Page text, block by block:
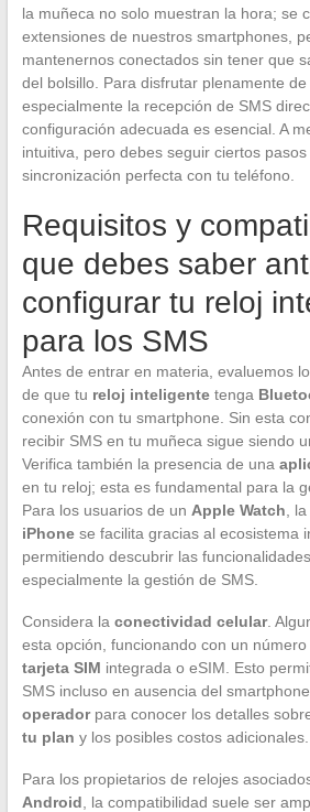
la muñeca no solo muestran la hora; se
extensiones de nuestros smartphones,
mantenernos conectados sin tener que
del bolsillo. Para disfrutar plenamente de
especialmente la recepción de SMS
configuración adecuada es esencial. A
intuitiva, pero debes seguir ciertos
sincronización perfecta con tu teléfono.
Requisitos y
que debes saber
configurar tu reloj
para los SMS
Antes de entrar en materia, evaluemos
de que tu reloj inteligentetenga
conexión con tu smartphone. Sin esta
recibir SMS en tu muñeca sigue siendo
Verifica también la presencia de una
en tu reloj; esta es fundamental para la
Para los usuarios de un Apple Watch ,
iPhonese facilita gracias al ecosistema
permitiendo descubrir las
especialmente la gestión de SMS.
Considera la conectividad celular.
esta opción, funcionando con un
tarjeta SIM integrada o eSIM. Esto
SMS incluso en ausencia del
operadorpara conocer los detalles
tu plan y los posibles costos adicionales.
Para los propietarios de relojes
Android , la compatibilidad suele ser